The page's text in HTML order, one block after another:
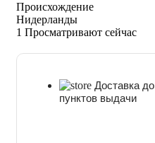
Происхождение
Нидерланды
1 Просматривают сейчас
Доставка до
пунктов выдачи